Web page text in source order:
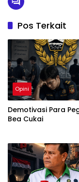
Pos Terkait
Opini
Demotivasi Para
Bea Cukai